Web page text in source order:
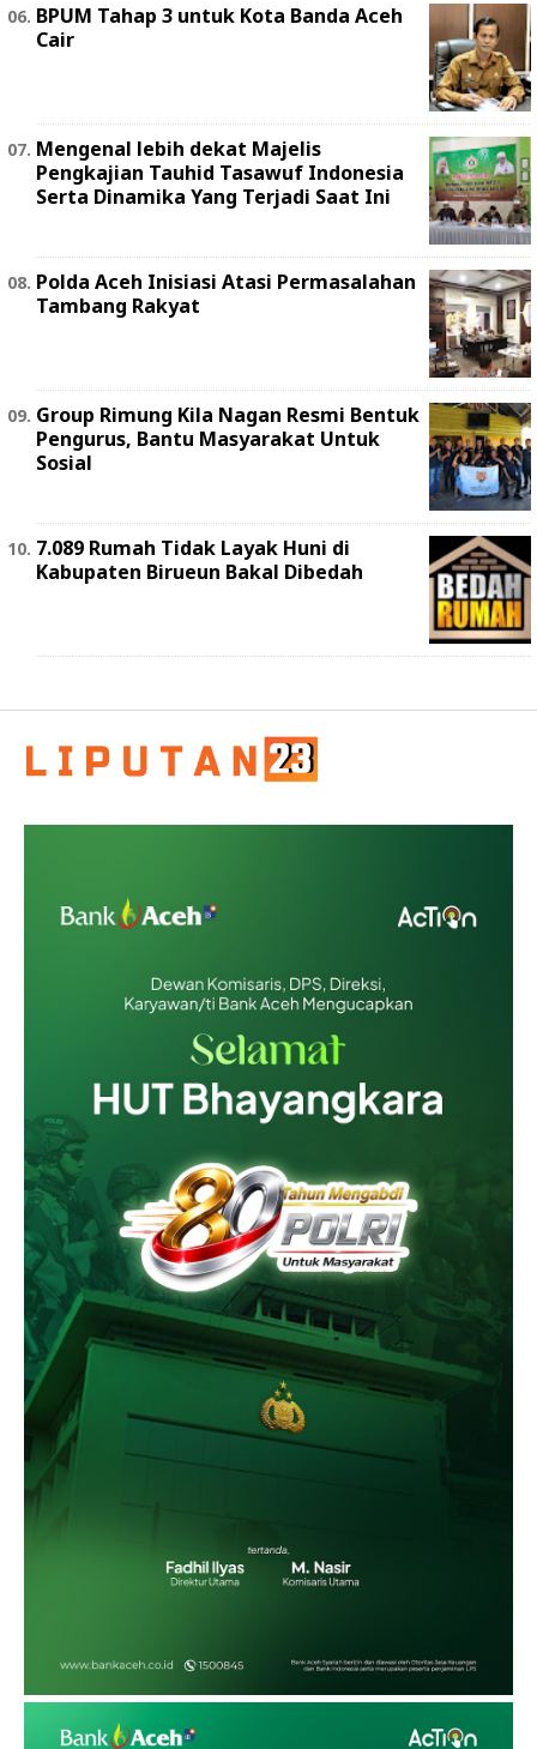
BPUM Tahap 3 untuk Kota Banda Aceh
Cair
Mengenal lebih dekat Majelis
Pengkajian Tauhid Tasawuf Indonesia
Serta Dinamika Yang Terjadi Saat Ini
Polda Aceh Inisiasi Atasi Permasalahan
Tambang Rakyat
Group Rimung Kila Nagan Resmi Bentuk
Pengurus, Bantu Masyarakat Untuk
Sosial
7.089 Rumah Tidak Layak Huni di
Kabupaten Birueun Bakal Dibedah